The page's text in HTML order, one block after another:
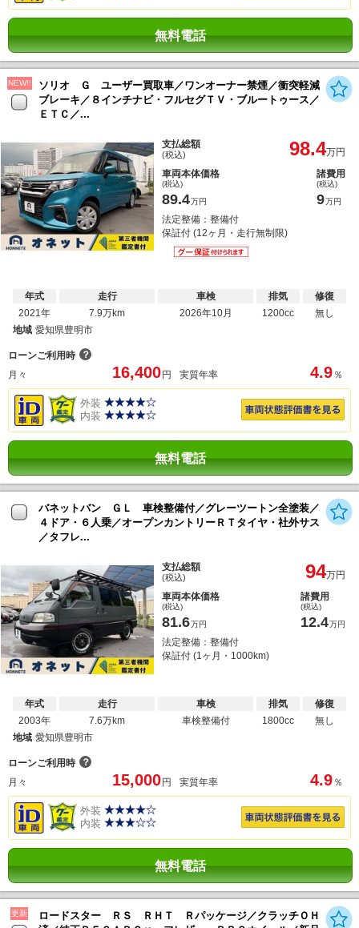
無料電話
NEW!!
ソリオ Ｇ ユーザー買取車／ワンオーナー禁煙／衝突軽減
ブレーキ／８インチナビ・フルセグＴＶ・ブルートゥース／
ＥＴＣ／...
支払総額
(税込) 98.4万円
車両本体価格
(税込)
89.4万円
諸費用
(税込)
9万円
法定整備：整備付
保証付 (12ヶ月・走行無制限)
年式
2021年
走行
7.9万km
車検
2026年10月
排気
1200cc
修復
無し
地域 愛知県豊明市
ローンご利用時 ？
月々
16,400 円 実質年率 4.9 ％
外装
内装
無料電話
バネットバン ＧＬ 車検整備付／グレーツートン全塗装／
４ドア・６人乗／オープンカントリーＲＴタイヤ・社外サス
／タフレ...
支払総額
(税込) 94万円
車両本体価格
(税込)
81.6万円
諸費用
(税込)
12.4万円
法定整備：整備付
保証付 (1ヶ月・1000km)
年式
2003年
走行
7.6万km
車検
車検整備付
排気
1800cc
修復
無し
地域 愛知県豊明市
ローンご利用時 ？
月々
15,000 円 実質年率 4.9 ％
外装
内装
無料電話
更新
ロードスター ＲＳ ＲＨＴ Ｒパッケージ／クラッチＯＨ